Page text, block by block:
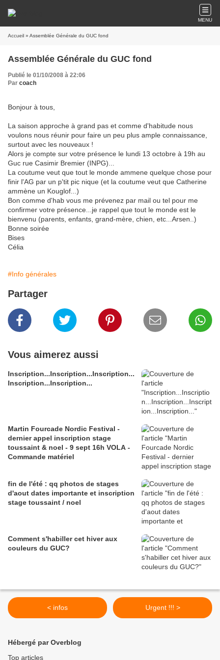
MENU
Accueil » Assemblée Générale du GUC fond
Assemblée Générale du GUC fond
Publié le 01/10/2008 à 22:06
Par coach
Bonjour à tous,
La saison approche à grand pas et comme d'habitude nous
voulons nous réunir pour faire un peu plus ample connaissance,
surtout avec les nouveaux !
Alors je compte sur votre présence le lundi 13 octobre à 19h au
Guc rue Casimir Bremier (INPG)...
La coutume veut que tout le monde ammene quelque chose pour
finir l'AG par un p'tit pic nique (et la coutume veut que Catherine
ammène un Kouglof...)
Bon comme d'hab vous me prévenez par mail ou tel pour me
confirmer votre présence...je rappel que tout le monde est le
bienvenu (parents, enfants, grand-mère, chien, etc...Arsen..)
Bonne soirée
Bises
Célia
#Info générales
Partager
Vous aimerez aussi
Inscription...Inscription...Inscription...
Inscription...Inscription...
Martin Fourcade Nordic Festival -
dernier appel inscription stage
toussaint & noel - 9 sept 16h VOLA -
Commande matériel
fin de l'été : qq photos de stages
d'aout dates importante et inscription
stage toussaint / noel
Comment s'habiller cet hiver aux
couleurs du GUC?
< infos Urgent !!! >
Hébergé par Overblog
Top articles